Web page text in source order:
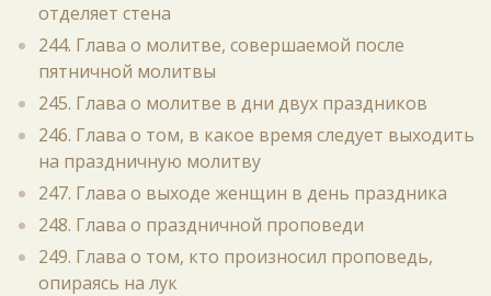
отделяет стена
244. Глава о молитве, совершаемой после
пятничной молитвы
245. Глава о молитве в дни двух праздников
246. Глава о том, в какое время следует выходить
на праздничную молитву
247. Глава о выходе женщин в день праздника
248. Глава о праздничной проповеди
249. Глава о том, кто произносил проповедь,
опираясь на лук